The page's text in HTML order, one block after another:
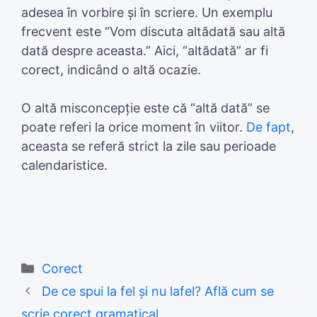
adesea în vorbire și în scriere. Un exemplu
frecvent este “Vom discuta altădată sau altă
dată despre aceasta.” Aici, “altădată” ar fi
corect, indicând o altă ocazie.
O altă misconcepție este că “altă dată” se
poate referi la orice moment în viitor. De fapt,
aceasta se referă strict la zile sau perioade
calendaristice.
Categories
Corect
De ce spui la fel și nu lafel? Află cum se
scrie corect gramatical